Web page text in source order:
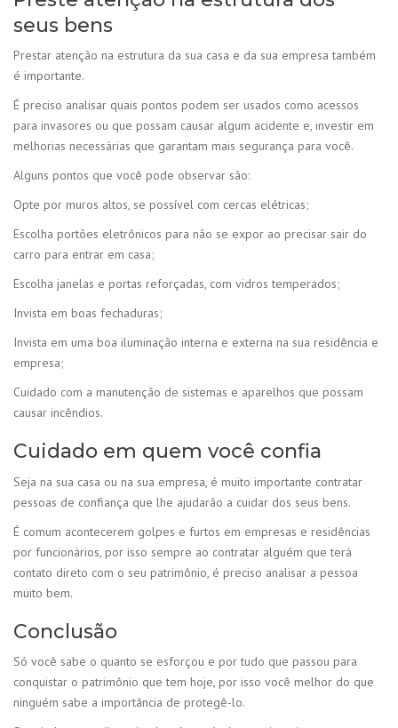
seus bens
Prestar atenção na estrutura da sua casa e da sua empresa também
é importante.
É preciso analisar quais pontos podem ser usados como acessos
para invasores ou que possam causar algum acidente e, investir em
melhorias necessárias que garantam mais segurança para você.
Alguns pontos que você pode observar são:
Opte por muros altos, se possível com cercas elétricas;
Escolha portões eletrônicos para não se expor ao precisar sair do
carro para entrar em casa;
Escolha janelas e portas reforçadas, com vidros temperados;
Invista em boas fechaduras;
Invista em uma boa iluminação interna e externa na sua residência e
empresa;
Cuidado com a manutenção de sistemas e aparelhos que possam
causar incêndios.
Cuidado em quem você confia
Seja na sua casa ou na sua empresa, é muito importante contratar
pessoas de confiança que lhe ajudarão a cuidar dos seus bens.
É comum acontecerem golpes e furtos em empresas e residências
por funcionários, por isso sempre ao contratar alguém que terá
contato direto com o seu patrimônio, é preciso analisar a pessoa
muito bem.
Conclusão
Só você sabe o quanto se esforçou e por tudo que passou para
conquistar o patrimônio que tem hoje, por isso você melhor do que
ninguém sabe a importância de protegê-lo.